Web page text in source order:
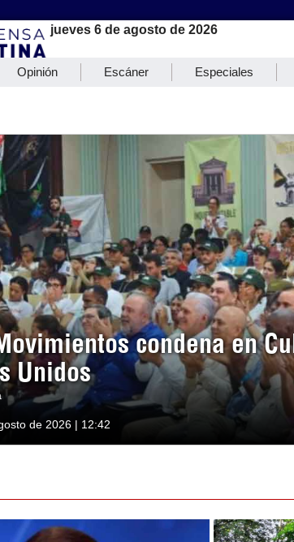
jueves 6 de agosto de 2026
Opinión Escáner Especiales
condena en
Unidos
de 2026 | 12:42